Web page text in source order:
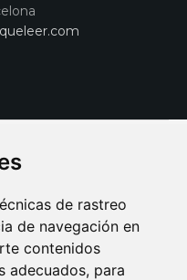
de rastreo
de navegación en
contenidos
adecuados, para